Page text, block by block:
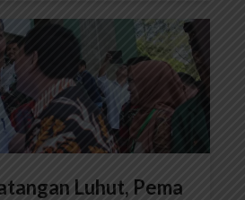
Luhut, Pema